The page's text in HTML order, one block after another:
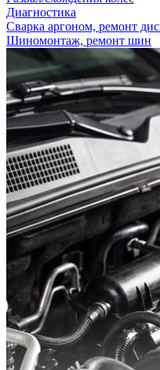
Диагностика
Сварка аргоном, ремонт
Шиномонтаж, ремонт шин